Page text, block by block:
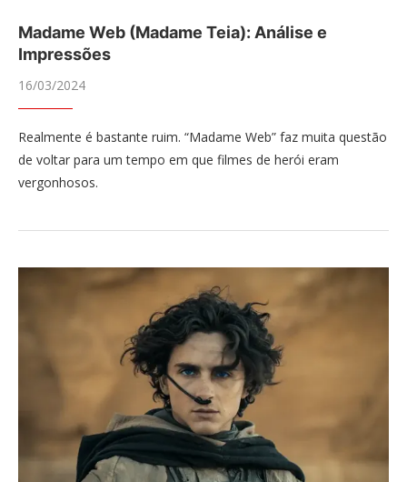
Madame Web (Madame Teia): Análise e
Impressões
16/03/2024
Realmente é bastante ruim. “Madame Web” faz muita questão
de voltar para um tempo em que filmes de herói eram
vergonhosos.